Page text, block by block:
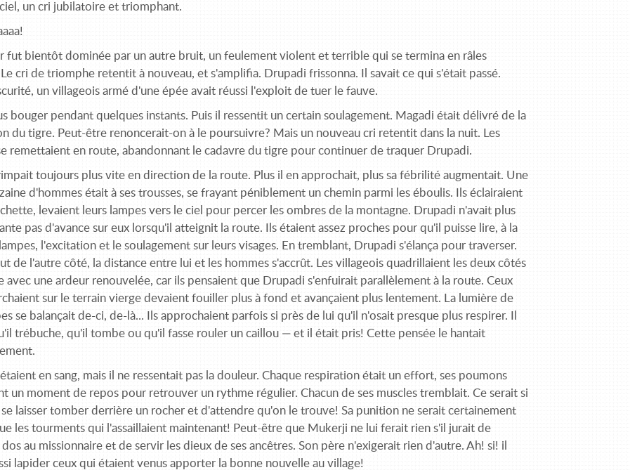
un cri jubilatoire et triom­phant.
fut bientôt dominée par un autre bruit, un feulement violent et terrible qui se termina en râles
Le cri de triomphe retentit à nouveau, et s'amplifia. Drupadi frissonna. Il savait ce qui s'était passé.
un villageois armé d'une épée avait réussi l'exploit de tuer le fauve.
bouger pendant quelques instants. Puis il ressentit un certain soulagement. Magadi était délivré de la
du tigre. Peut-être renoncerait-on à le poursuivre? Mais un nouveau cri retentit dans la nuit. Les
remettaient en route, abandonnant le cadavre du tigre pour continuer de traquer Drupadi.
toujours plus vite en direction de la route. Plus il en approchait, plus sa fébrilité augmentait. Une
d'hommes était à ses trousses, se frayant péniblement un chemin parmi les éboulis. Ils éclairaient
levaient leurs lampes vers le ciel pour percer les ombres de la montagne. Drupadi n'avait plus
pas d'avance sur eux lorsqu'il atteignit la route. Ils étaient assez proches pour qu'il puisse lire, à la
l'excitation et le soulagement sur leurs visages. En tremblant, Drupadi s'élança pour traverser.
de l'autre côté, la distance entre lui et les hommes s'accrût. Les villageois quadrillaient les deux côtés
avec une ardeur renouvelée, car ils pensaient que Drupadi s'enfuirait parallèlement à la route. Ceux
sur le terrain vierge devaient fouiller plus à fond et avançaient plus lentement. La lumière de
se balançait de-ci, de-là... Ils approchaient parfois si près de lui qu'il n'osait presque plus respirer. Il
trébuche, qu'il tombe ou qu'il fasse rouler un caillou — et il était pris! Cette pensée le hantait
en sang, mais il ne ressentait pas la douleur. Chaque respiration était un effort, ses poumons
un moment de repos pour retrouver un rythme régulier. Chacun de ses muscles tremblait. Ce serait si
laisser tomber der­rière un rocher et d'attendre qu'on le trouve! Sa punition ne serait certainement
les tourments qui l'assaillaient maintenant! Peut-être que Mukerji ne lui ferait rien s'il jurait de
au missionnaire et de servir les dieux de ses ancêtres. Son père n'exigerait rien d'autre. Ah! si! il
lapider ceux qui étaient venus apporter la bonne nouvelle au village!